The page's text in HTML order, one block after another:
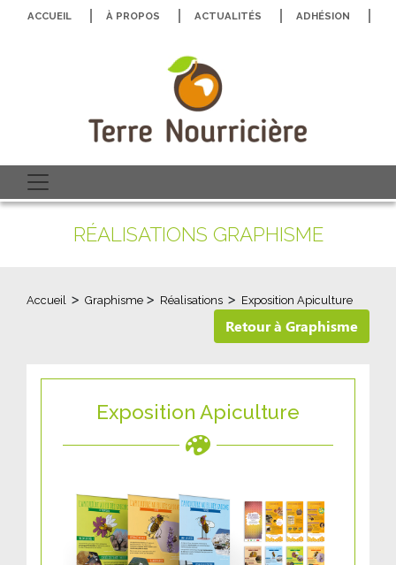
ACCUEIL À PROPOS ACTUALITÉS ADHÉSION
RÉALISATIONS GRAPHISME
Accueil > Graphisme > Réalisations > Exposition Apiculture
Retour à Graphisme
Exposition Apiculture